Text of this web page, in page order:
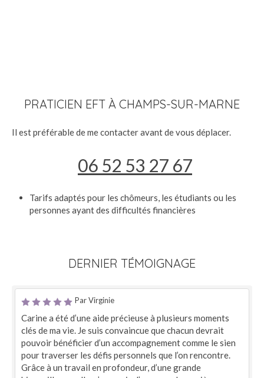
PRATICIEN EFT À CHAMPS-SUR-MARNE
Il est préférable de me contacter avant de vous déplacer.
06 52 53 27 67
Tarifs adaptés pour les chômeurs, les étudiants ou les
personnes ayant des difficultés financières
DERNIER TÉMOIGNAGE
Par Virginie
Carine a été d’une aide précieuse à plusieurs moments
clés de ma vie. Je suis convaincue que chacun devrait
pouvoir bénéficier d’un accompagnement comme le sien
pour traverser les défis personnels que l’on rencontre.
Grâce à un travail en profondeur, d’une grande